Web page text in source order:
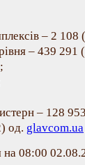
– 2 108
– 439 291
– 128
од. glavcom.ua
08:00